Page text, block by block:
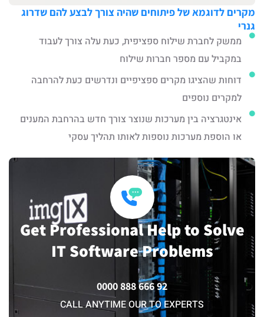
מקרים לדוגמא של פיתוחים שהיה צורך לבצע להם שדרוג
גנרי
ממשק לחברת שילוח ספציפית, כעת עלה צורך לעבוד
במקביל עם מספר חברות שילוח
דוחות שהציגו מקרים ספציפיים ונדרשים כעת להרחבה
למקרים נוספים
אינטגרציה בין מערכות שנוצר צורך חדש בהרחבת המענים
או הוספת מערכות נוספות לאותו תהליך עסקי
Get Professional Help to Solve
IT Software Problems
92 666 888 0000
CALL ANYTIME OUR TO EXPERTS